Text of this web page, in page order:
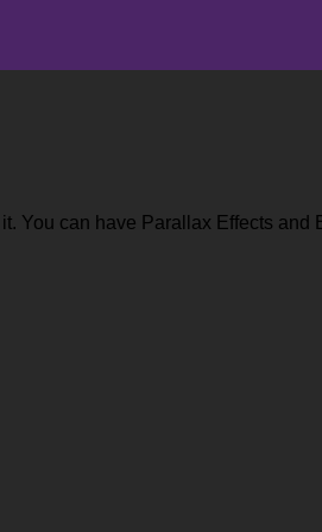
You can have Parallax Effects and